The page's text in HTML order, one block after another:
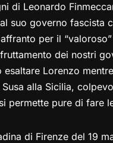
di Leonardo
suo governo fascista
per il
dei nostri
Lorenzo
alla Sicilia,
permette pure di fare
di Firenze del 19